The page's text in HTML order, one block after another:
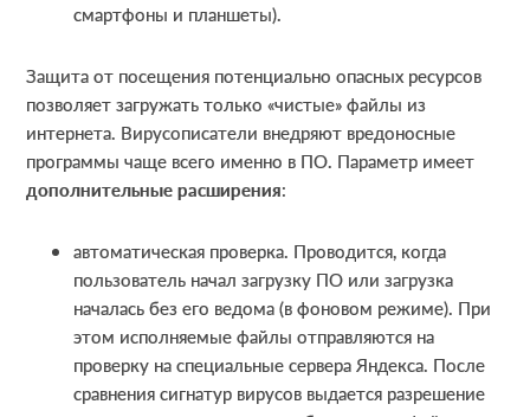
смартфоны и планшеты).
Защита от посещения потенциально опасных ресурсов
позволяет загружать только «чистые» файлы из
интернета. Вирусописатели внедряют вредоносные
программы чаще всего именно в ПО. Параметр имеет
дополнительные расширения:
автоматическая проверка. Проводится, когда
пользователь начал загрузку ПО или загрузка
началась без его ведома (в фоновом режиме). При
этом исполняемые файлы отправляются на
проверку на специальные сервера Яндекса. После
сравнения сигнатур вирусов выдается разрешение